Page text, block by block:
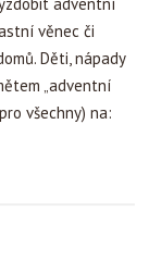
věnec či
Děti, nápady
„adventní
všechny) na: